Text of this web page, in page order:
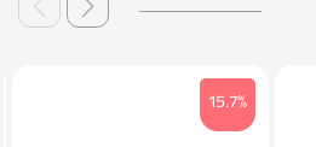
15.7%